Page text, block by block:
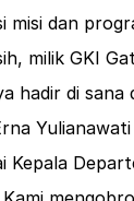
misi dan
milik GKI
hadir di sana
Kepala